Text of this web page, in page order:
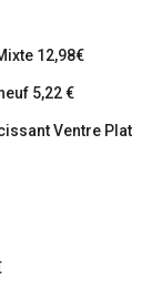
12,98€
5,22 €
Ventre Plat